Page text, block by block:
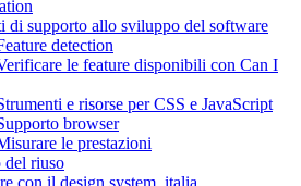
di supporto allo sviluppo del software
detection
le feature disponibili con Can I
e risorse per CSS e JavaScript
browser
le prestazioni
del riuso
con il design system .italia